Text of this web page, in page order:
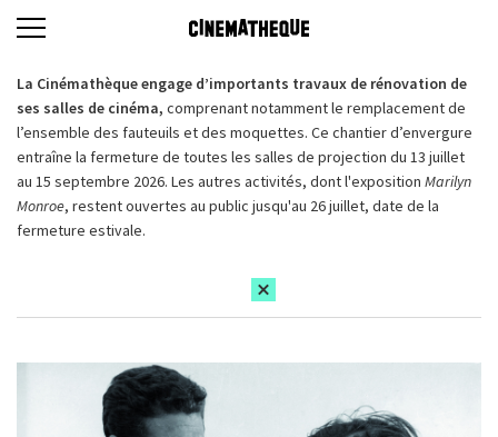
La Cinémathèque engage d’importants travaux de rénovation de
ses salles de cinéma, comprenant notamment le remplacement de
l’ensemble des fauteuils et des moquettes. Ce chantier d’envergure
entraîne la fermeture de toutes les salles de projection du 13 juillet
au 15 septembre 2026. Les autres activités, dont l'exposition Marilyn
Monroe, restent ouvertes au public jusqu'au 26 juillet, date de la
fermeture estivale.